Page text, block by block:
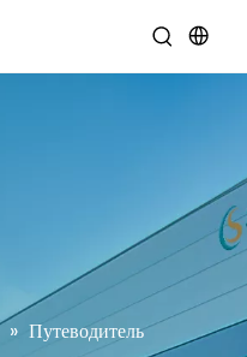
» Путеводитель